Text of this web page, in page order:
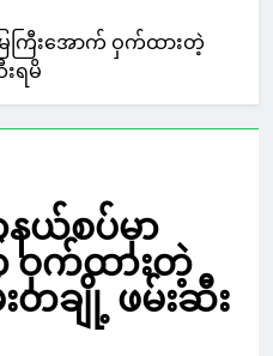
ေကြီးအောက် ဝှက်ထားတဲ့
ရမိ
နယ်စပ်မှာ
ဝှက်ထားတဲ့
ချို့ ဖမ်းဆီး